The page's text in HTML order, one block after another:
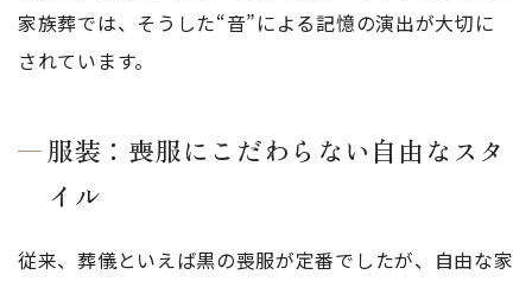
家族葬では、そうした“音”による記憶の演出が大切に
されています。
服装：喪服にこだわらない自由なスタ
イル
従来、葬儀といえば黒の喪服が定番でしたが、自由な家